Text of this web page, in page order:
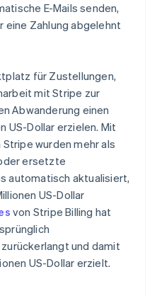
E-Mails senden,
eine Zahlung abgelehnt
für Zustellungen,
mit Stripe zur
Abwanderung einen
US-Dollar erzielen. Mit
wurden mehr als
ersetzte
automatisch aktualisiert,
US-Dollar
von Stripe Billing hat
und damit
US-Dollar erzielt.